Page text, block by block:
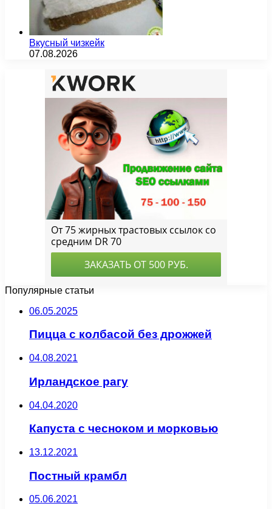
Вкусный чизкейк
07.08.2026
Популярные статьи
06.05.2025
Пицца с колбасой без дрожжей
04.08.2021
Ирландское рагу
04.04.2020
Капуста с чесноком и морковью
13.12.2021
Постный крамбл
05.06.2021